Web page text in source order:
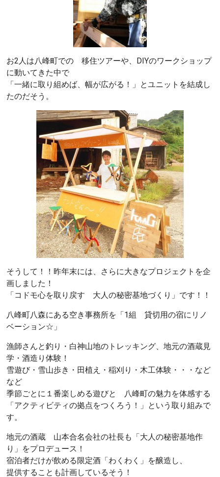
お2人は八峰町での 移住ツアーや、DIYのワークショップ
に動いてきた中で
「一緒に取り組めば、幅が広がる！」とユニットを結成し
たのだそう。
そうして！！昨年末には、さらに大きなプロジェクトを企
画しました！
「コドモ心を取り戻す 大人の秘密基地づくり」です！！
八峰町八森にある空き事務所を「1組 貸切用の宿にリノ
ベーション☆」
漁師さんと釣り・白神山地のトレッキング、地元の酒蔵見
学・酒造り体験！
雪遊び・雪山歩き・田植え・稲刈り・木工体験・・・など
など
季節ごとに１番楽しめる遊びと 八峰町の魅力を体感する
「アクティビティの拠点をつくろう！」という取り組みで
す。
地元の酒蔵 山本合名会社の社長も「大人の秘密基地作
り」をプロデュース！
宿泊者だけが飲める限定酒「わくわく」を醸造し、
提供することも計画しているそう！